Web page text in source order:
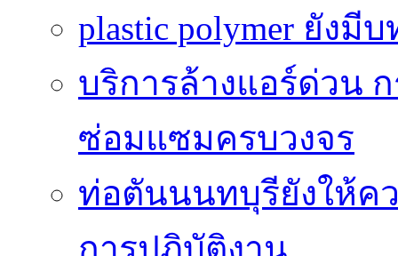
plastic polymer ยัง
บริการล้างแอร์ด่วน
ซ่อมแซมครบวงจร
ท่อตันนนทบุรียังให้ค